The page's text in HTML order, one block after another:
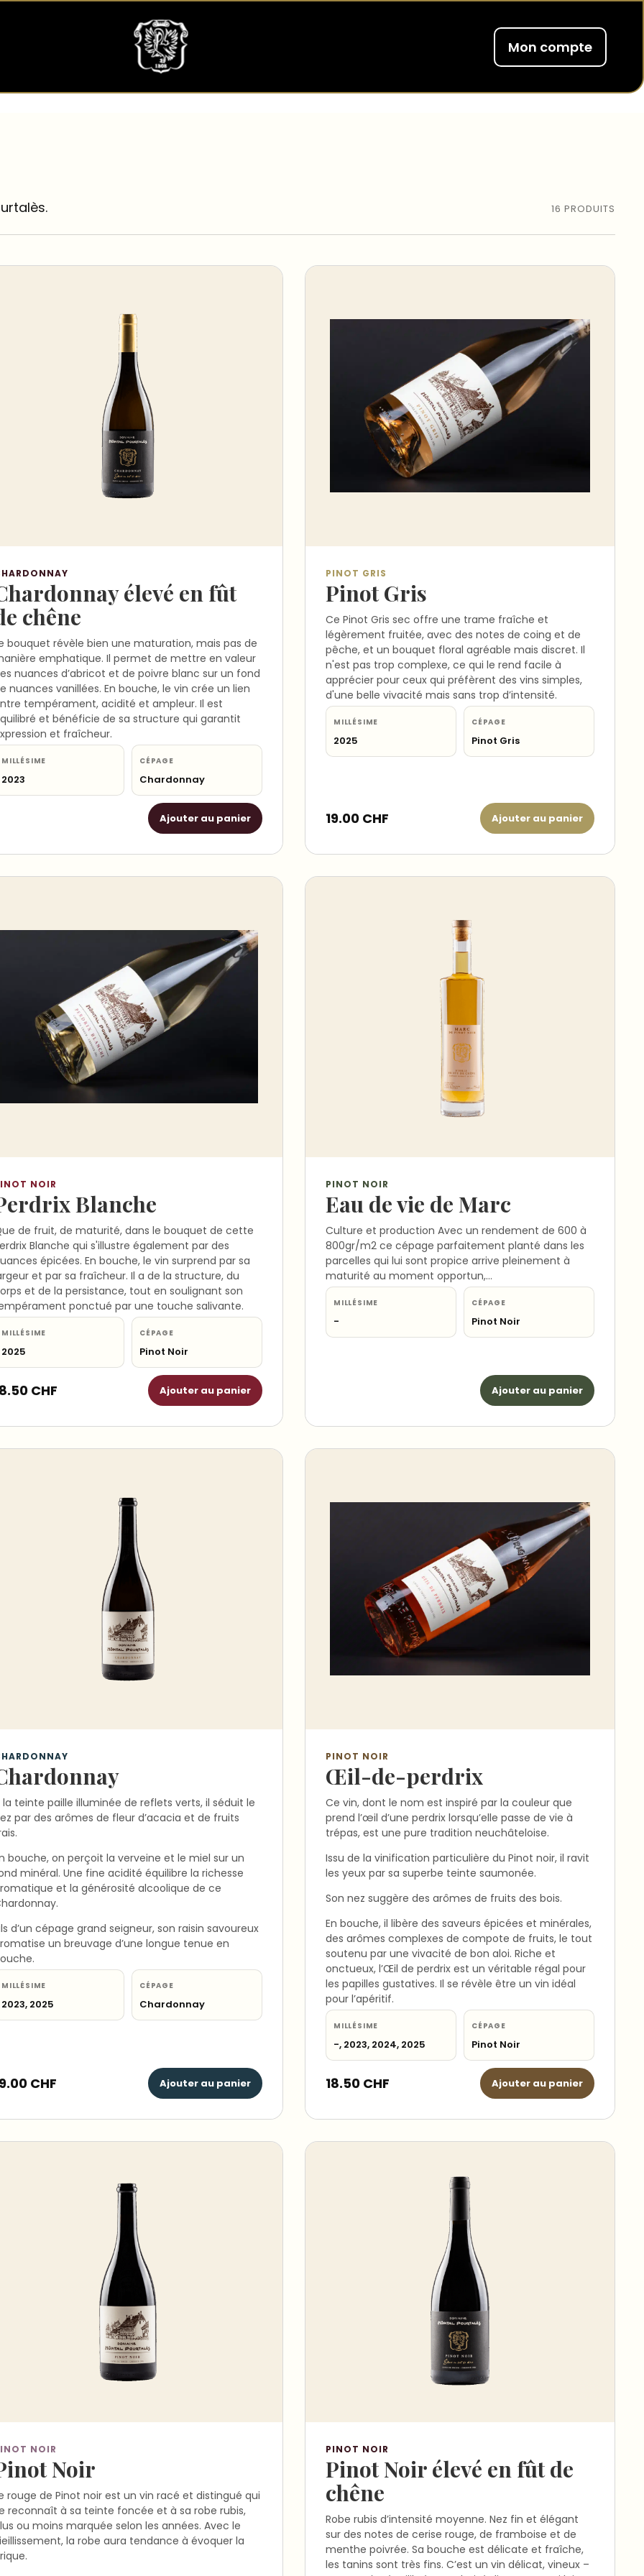
Mon compte
16 PRODUITS
élevé en fût
chêne
bouquet révèle bien une maturation, mais pas de
emphatique. Il permet de mettre en valeur
nuances d’abricot et de poivre blanc sur un fond
nuances vanillées. En bouche, le vin crée un lien
tempérament, acidité et ampleur. Il est
et bénéficie de sa structure qui garantit
et fraîcheur.
MILLÉSIME
2023
CÉPAGE
Chardonnay
Ajouter au panier
PINOT GRIS
Pinot Gris
Ce Pinot Gris sec offre une trame fraîche et
légèrement fruitée, avec des notes de coing et de
pêche, et un bouquet floral agréable mais discret. Il
n'est pas trop complexe, ce qui le rend facile à
apprécier pour ceux qui préfèrent des vins simples,
d'une belle vivacité mais sans trop d’intensité.
MILLÉSIME
2025
CÉPAGE
Pinot Gris
19.00 CHF Ajouter au panier
NOIR
Blanche
de fruit, de maturité, dans le bouquet de cette
Blanche qui s'illustre également par des
épicées. En bouche, le vin surprend par sa
et par sa fraîcheur. Il a de la structure, du
et de la persistance, tout en soulignant son
ponctué par une touche salivante.
MILLÉSIME
2025
CÉPAGE
Pinot Noir
CHF Ajouter au panier
PINOT NOIR
Eau de vie de Marc
Culture et production Avec un rendement de 600 à
800gr/m2 ce cépage parfaitement planté dans les
parcelles qui lui sont propice arrive pleinement à
maturité au moment opportun,…
MILLÉSIME
-
CÉPAGE
Pinot Noir
Ajouter au panier
la teinte paille illuminée de reflets verts, il séduit le
par des arômes de fleur d’acacia et de fruits
bouche, on perçoit la verveine et le miel sur un
minéral. Une fine acidité équilibre la richesse
et la générosité alcoolique de ce
d’un cépage grand seigneur, son raisin savoureux
un breuvage d’une longue tenue en
MILLÉSIME
2023, 2025
CÉPAGE
Chardonnay
CHF Ajouter au panier
PINOT NOIR
Œil-de-perdrix
Ce vin, dont le nom est inspiré par la couleur que
prend l’œil d’une perdrix lorsqu’elle passe de vie à
trépas, est une pure tradition neuchâteloise.
Issu de la vinification particulière du Pinot noir, il ravit
les yeux par sa superbe teinte saumonée.
Son nez suggère des arômes de fruits des bois.
En bouche, il libère des saveurs épicées et minérales,
des arômes complexes de compote de fruits, le tout
soutenu par une vivacité de bon aloi. Riche et
onctueux, l’Œil de perdrix est un véritable régal pour
les papilles gustatives. Il se révèle être un vin idéal
pour l’apéritif.
MILLÉSIME
-, 2023, 2024, 2025
CÉPAGE
Pinot Noir
18.50 CHF Ajouter au panier
NOIR
Noir
rouge de Pinot noir est un vin racé et distingué qui
reconnaît à sa teinte foncée et à sa robe rubis,
ou moins marquée selon les années. Avec le
la robe aura tendance à évoquer la
PINOT NOIR
Pinot Noir élevé en fût de
chêne
Robe rubis d’intensité moyenne. Nez fin et élégant
sur des notes de cerise rouge, de framboise et de
menthe poivrée. Sa bouche est délicate et fraîche,
les tanins sont très fins. C’est un vin délicat, vineux –